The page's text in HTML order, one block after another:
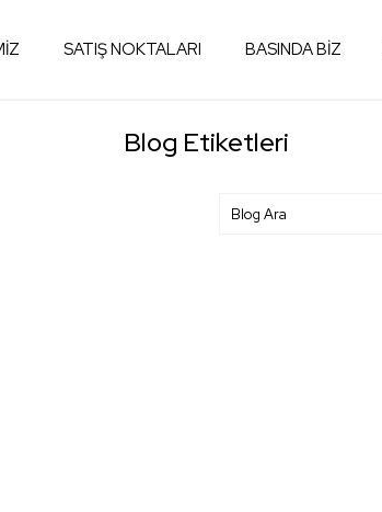
SATIŞ NOKTALARI BASINDA BİZ
Blog Etiketleri